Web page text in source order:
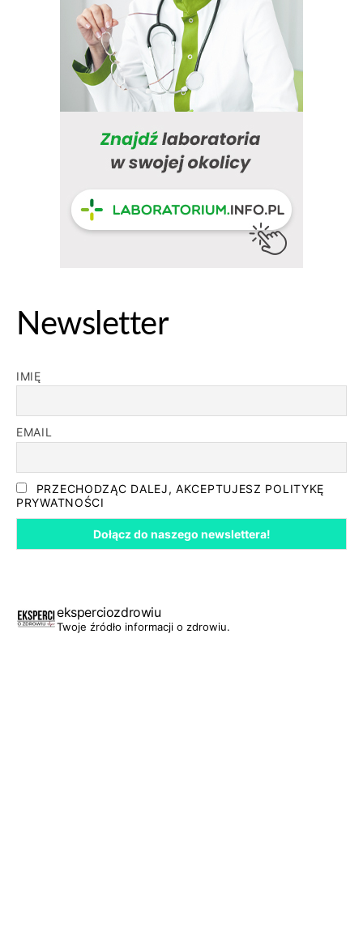
Newsletter
IMIĘ
EMAIL
PRZECHODZĄC DALEJ, AKCEPTUJESZ POLITYKĘ
PRYWATNOŚCI
eksperciozdrowiu
Twoje źródło informacji o zdrowiu.